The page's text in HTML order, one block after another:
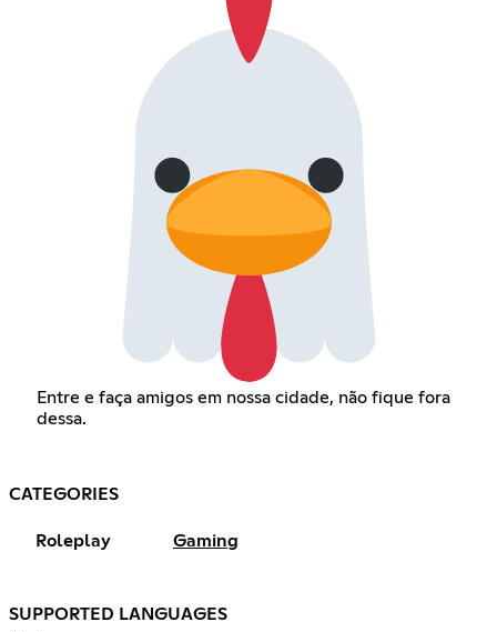
Entre e faça amigos em nossa cidade, não fique fora
dessa.
CATEGORIES
Roleplay Gaming
SUPPORTED LANGUAGES